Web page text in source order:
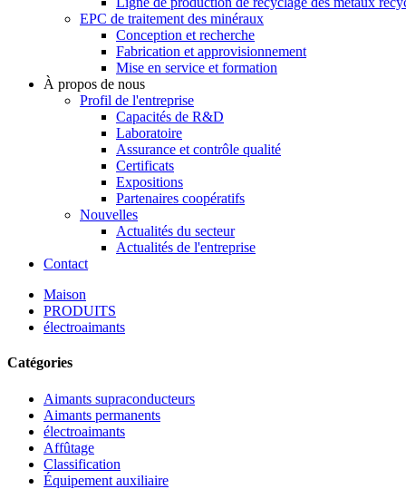
EPC de traitement des minéraux
Conception et recherche
Fabrication et approvisionnement
Mise en service et formation
À propos de nous
Profil de l'entreprise
Capacités de R&D
Laboratoire
Assurance et contrôle qualité
Certificats
Expositions
Partenaires coopératifs
Nouvelles
Actualités du secteur
Actualités de l'entreprise
Contact
Maison
PRODUITS
électroaimants
Catégories
Aimants supraconducteurs
Aimants permanents
électroaimants
Affûtage
Classification
Équipement auxiliaire